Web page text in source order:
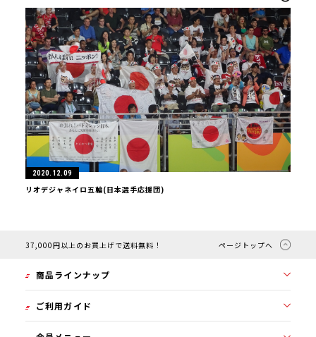
2020.12.09
リオデジャネイロ五輪(日本選手応援団)
37,000円以上のお買上げで送料無料！ ページトップへ
商品ラインナップ
2000SS
1101GPG
ご利用ガイド